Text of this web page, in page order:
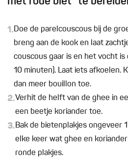
1.Doe de parelcouscous bij de
breng aan de kook en laat
couscous gaar is en het vocht
10 minuten). Laat iets afkoelen.
dan meer bouillon toe.
2.Verhit de helft van de ghee in
een beetje koriander toe.
3.Bak de bietenplakjes ongeveer
elke keer wat ghee en
ronde plakjes.